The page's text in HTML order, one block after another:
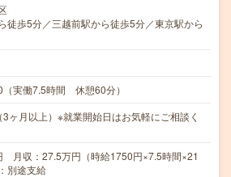
徒歩5分／三越前駅から徒歩5分／東京駅から
実働7.5時間 休憩60分）
ヶ月以上）※就業開始日はお気軽にご相談く
月収：27.5万円（時給1750円×7.5時間×21
別途支給